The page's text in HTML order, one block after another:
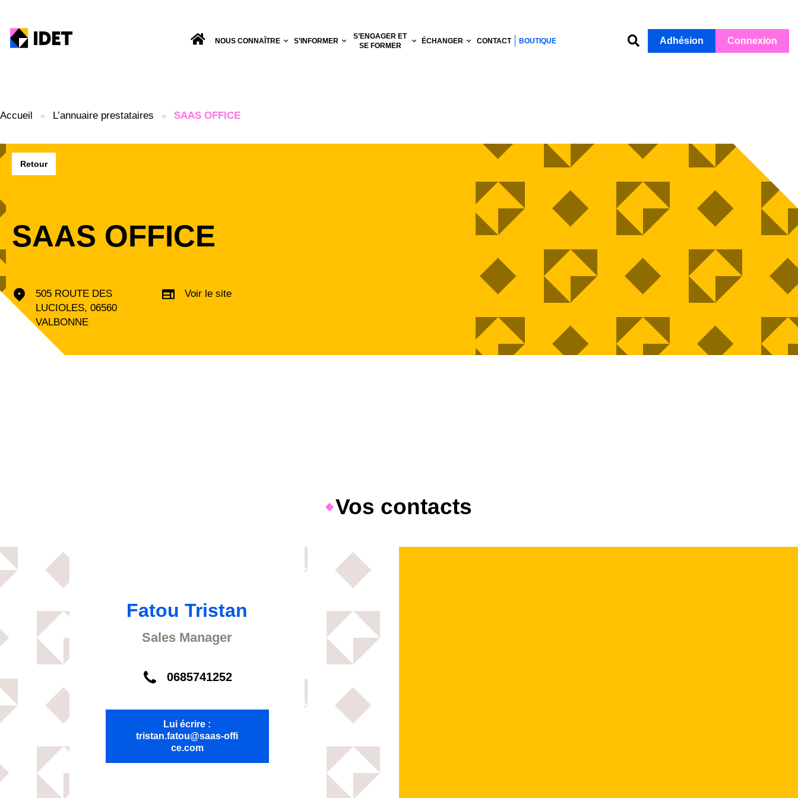
NOUS CONNAÎTRE S’INFORMER
S’ENGAGER ET
SE FORMER
ÉCHANGER CONTACT BOUTIQUE Adhésion Connexion
Accueil L’annuaire prestataires SAAS OFFICE
Retour
SAAS OFFICE
505 ROUTE DES
LUCIOLES, 06560
VALBONNE
Voir le site
Vos contacts
Fatou Tristan
Sales Manager
0685741252
Lui écrire :
tristan.fatou@saas-offi
ce.com